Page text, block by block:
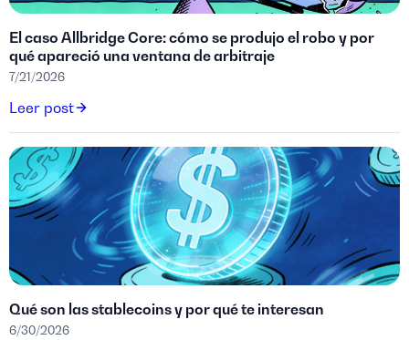
El caso Allbridge Core: cómo se produjo el robo y por
qué apareció una ventana de arbitraje
7/21/2026
Leer post
Qué son las stablecoins y por qué te interesan
6/30/2026